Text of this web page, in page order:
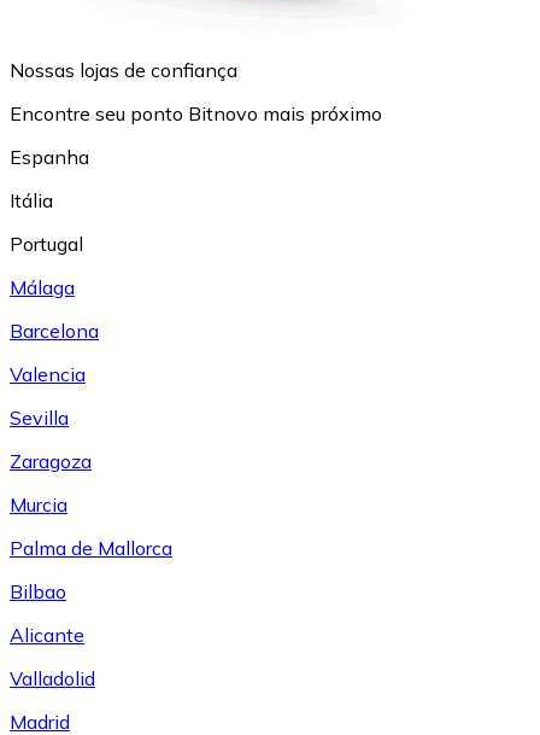
Nossas lojas de confiança
Encontre seu ponto Bitnovo mais próximo
Espanha
Itália
Portugal
Málaga
Barcelona
Valencia
Sevilla
Zaragoza
Murcia
Palma de Mallorca
Bilbao
Alicante
Valladolid
Madrid